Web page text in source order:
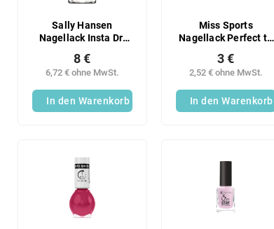
Sally Hansen
Nagellack Insta Dri
6,72 € ohne MwSt.
8 €
In den Warenkorb
Miss Sports
Nagellack Perfect to
2,52 € ohne MwSt.
3 €
In den Warenkorb